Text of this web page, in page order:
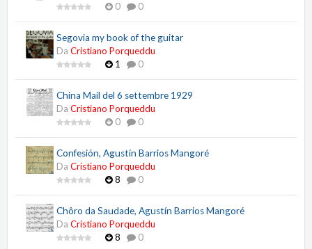
0
0
Segovia my book of the guitar
Da Cristiano Porqueddu
1
0
China Mail del 6 settembre 1929
Da Cristiano Porqueddu
0
0
Confesión, Agustín Barrios Mangoré
Da Cristiano Porqueddu
8
0
Chôro da Saudade, Agustín Barrios Mangoré
Da Cristiano Porqueddu
8
0